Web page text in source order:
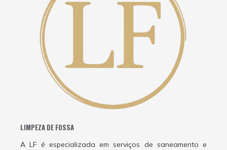
LIMPEZA DE FOSSA
A LF é especializada em serviços de saneamento e